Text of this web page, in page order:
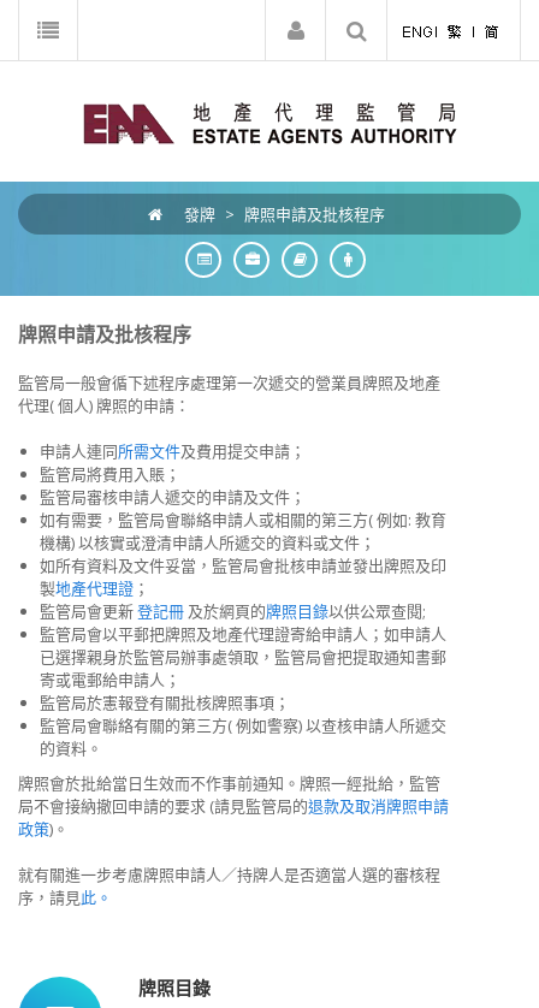
發牌 > 牌照申請及批核程序
牌照申請及批核程序
監管局一般會循下述程序處理第一次遞交的營業員牌照及地產
代理( 個人) 牌照的申請：
申請人連同所需文件及費用提交申請；
監管局將費用入賬；
監管局審核申請人遞交的申請及文件；
如有需要，監管局會聯絡申請人或相關的第三方( 例如: 教育
機構) 以核實或澄清申請人所遞交的資料或文件；
如所有資料及文件妥當，監管局會批核申請並發出牌照及印
製地產代理證 ；
監管局會更新登記冊 及於網頁的牌照目錄以供公眾查閱;
監管局會以平郵把牌照及地產代理證寄給申請人；如申請人
已選擇親身於監管局辦事處領取，監管局會把提取通知書郵
寄或電郵給申請人；
監管局於憲報登有關批核牌照事項；
監管局會聯絡有關的第三方( 例如警察) 以查核申請人所遞交
的資料。
牌照會於批給當日生效而不作事前通知。牌照一經批給，監管
局不會接納撤回申請的要求 (請見監管局的退款及取消牌照申請
政策)。
就有關進一步考慮牌照申請人／持牌人是否適當人選的審核程
序，請見此。
牌照目錄